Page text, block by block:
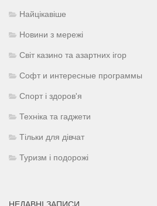
Найцікавіше
Новини з мережі
Світ казино та азартних ігор
Софт и интересные программы
Спорт і здоров'я
Техніка та гаджети
Тільки для дівчат
Туризм і подорожі